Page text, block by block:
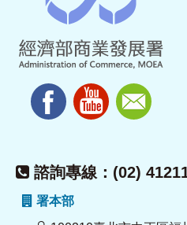
諮詢專線：(02)
署本部